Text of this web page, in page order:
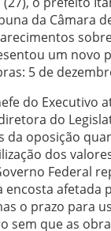
da Câmara
um novo
5 de
do Executivo
do
da oposição
dos
Federal
encosta afetada
o prazo para
sem que as